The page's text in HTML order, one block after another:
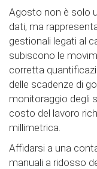
Agosto non è solo
dati, ma
gestionali legati al
subiscono le
corretta
delle scadenze di
monitoraggio degli
costo del lavoro
millimetrica.
Affidarsi a una
manuali a ridosso